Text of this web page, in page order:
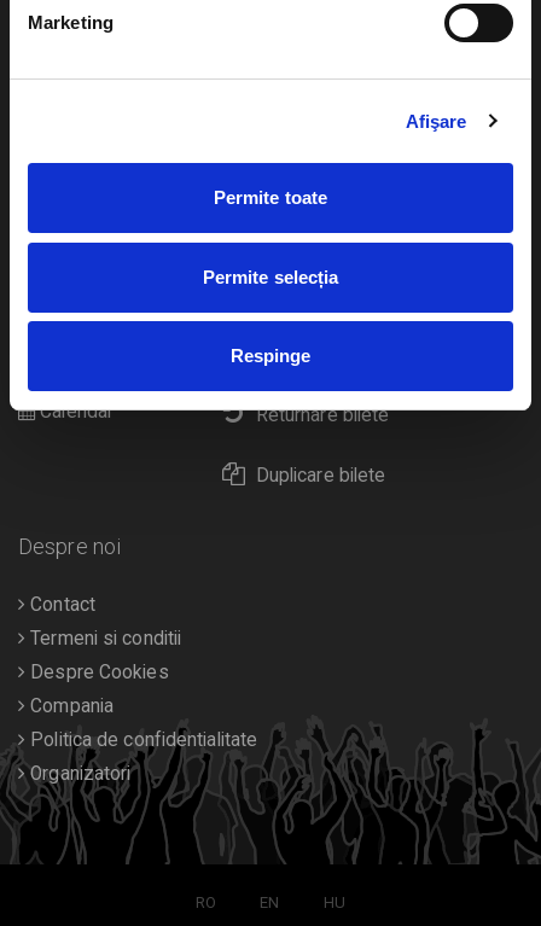
Marketing
Afişare
Permite toate
Permite selecția
Respinge
Plata online sau cash
eBilet printat acasa
Livrare prin curier
Returnare bilete
Duplicare bilete
Teatru
festivaluri
Cultura
Calendar
Despre noi
Contact
Termeni si conditii
Despre Cookies
Compania
Politica de confidentialitate
Organizatori
RO EN HU